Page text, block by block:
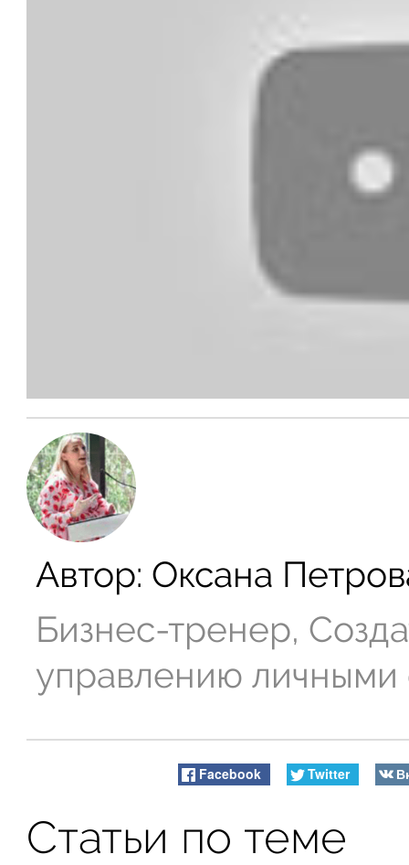
Автор: Оксана
Бизнес-тренер,
управлению
Facebook Twitter
Статьи по теме